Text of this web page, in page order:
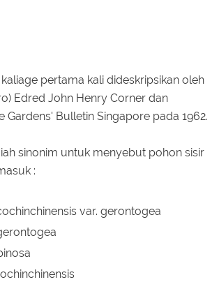
pertama kali dideskripsikan oleh
Edred John Henry Corner dan
Gardens' Bulletin Singapore pada 1962.
sinonim untuk menyebut pohon sisir
:
var. gerontogea